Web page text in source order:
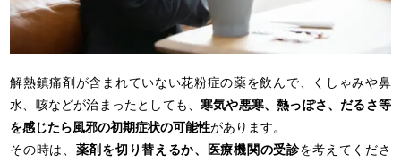
解熱鎮痛剤が含まれていない花粉症の薬を飲んで、くしゃみや鼻
水、咳などが治まったとしても、寒気や悪寒、熱っぽさ、だるさ等
を感じたら風邪の初期症状の可能性があります。
その時は、 薬剤を切り替えるか、医療機関の受診を考えてくださ